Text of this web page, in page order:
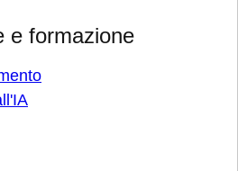
e formazione